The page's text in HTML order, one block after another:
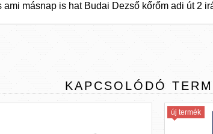
ami másnap is hat Budai Dezső kőrőm adi út 2
KAPCSOLÓDÓ
új termék